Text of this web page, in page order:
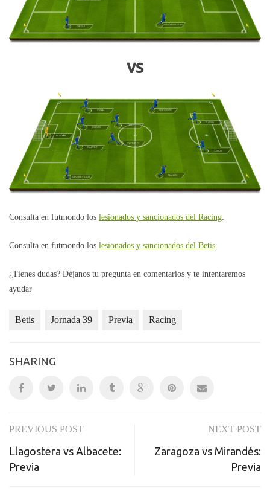
HERVIAS/AGUIRRE
DIEGUI
vs
GÁLVEZ
VICTOR P.
LUSO
STANKEVICIUS
XISCO
FLORÍN
NANDO
FIDEL/RÍOS
FALCÓN
RODAS
CISMA
Consulta en futmondo los lesionados y sancionados del Racing.
Consulta en futmondo los lesionados y sancionados del Betis.
¿Tienes dudas? Déjanos tu pregunta en comentarios y te intentaremos
ayudar
Betis Jornada 39 Previa Racing
SHARING
Post
navigation
PREVIOUS POST
Llagostera vs Albacete:
Previa
NEXT POST
Zaragoza vs Mirandés:
Previa